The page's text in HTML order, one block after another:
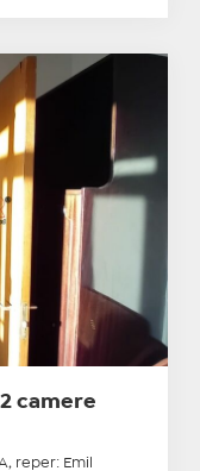
camere
reper: Emil